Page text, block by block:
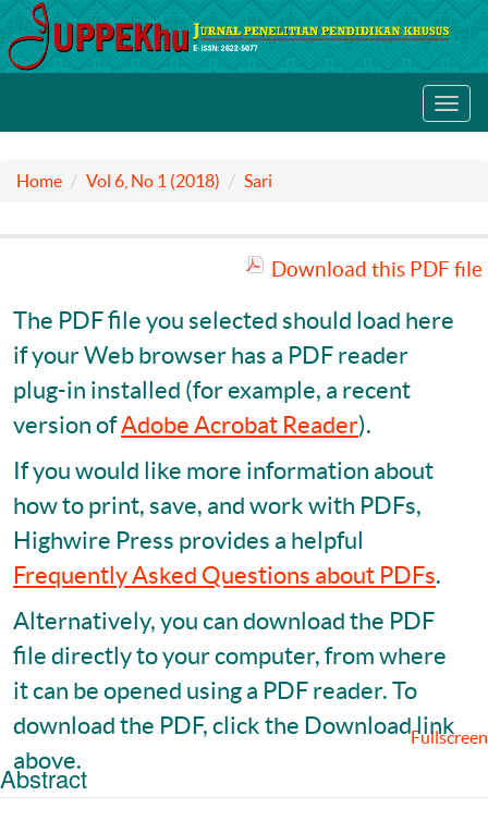
Home Vol 6, No 1 (2018) Sari
Download this PDF file
The PDF file you selected should load here
if your Web browser has a PDF reader
plug-in installed (for example, a recent
version ofAdobe Acrobat Reader).
If you would like more information about
how to print, save, and work with PDFs,
Highwire Press provides a helpful
Frequently Asked Questions about PDFs.
Alternatively, you can download the PDF
file directly to your computer, from where
it can be opened using a PDF reader. To
download the PDF, click the Download link
above.
Fullscreen
Abstract